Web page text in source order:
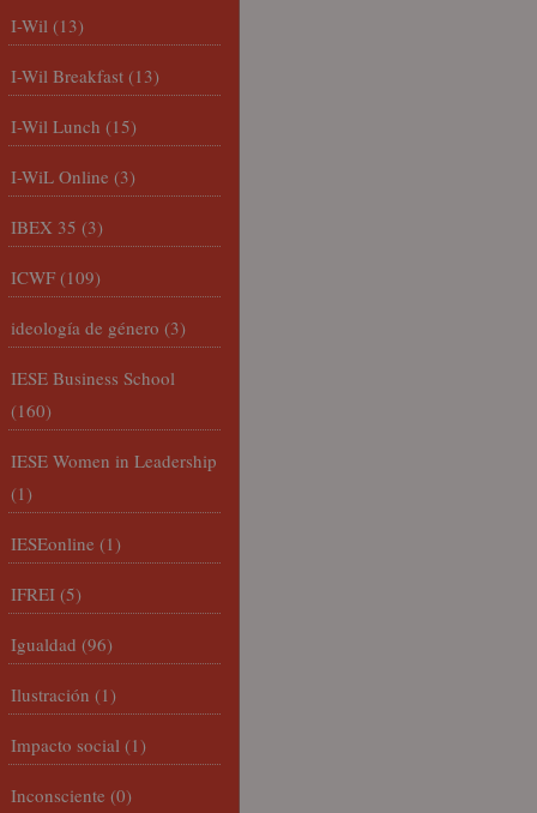
I-Wil (13)
I-Wil Breakfast (13)
I-Wil Lunch (15)
I-WiL Online (3)
IBEX 35 (3)
ICWF (109)
ideología de género (3)
IESE Business School
(160)
IESE Women in Leadership
(1)
IESEonline (1)
IFREI (5)
Igualdad (96)
Ilustración (1)
Impacto social (1)
Inconsciente (0)